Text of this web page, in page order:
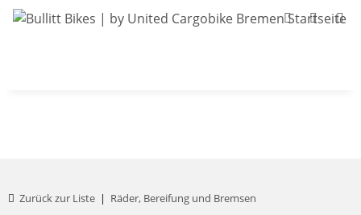
Zurück zur Liste Räder, Bereifung und Bremsen